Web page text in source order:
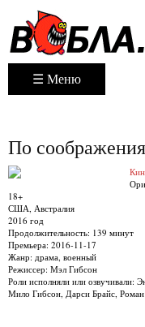
☰ Меню
По
18+
США, Австралия
2016 год
Продолжительность: 139 минут
Премьера: 2016-11-17
Жанр: драма, военный
Режиссер: Мэл Гибсон
Роли исполняли или озвучивали:
Мило Гибсон, Дарси Брайс,